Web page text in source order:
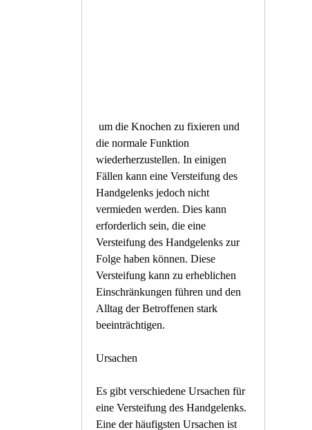
die normale Funktion
wiederherzustellen. In einigen
Fällen kann eine Versteifung des
Handgelenks jedoch nicht
vermieden werden. Dies kann
erforderlich sein, die eine
Versteifung des Handgelenks zur
Folge haben können. Diese
Versteifung kann zu erheblichen
Einschränkungen führen und den
Alltag der Betroffenen stark
beeinträchtigen.
Ursachen
Es gibt verschiedene Ursachen für
eine Versteifung des Handgelenks.
Eine der häufigsten Ursachen ist